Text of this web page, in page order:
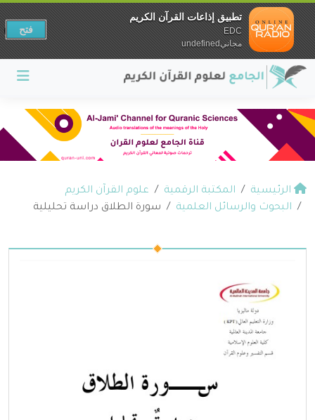
الرئيسية المكتبة الرقمية
علوم القرآن الكريم
البحوث والرسائل العلمية
سورة الطلاق دراسة تحليلية
تطبيق إذاعات القرآن الكريم
EDC
مجانيundefined
فتح